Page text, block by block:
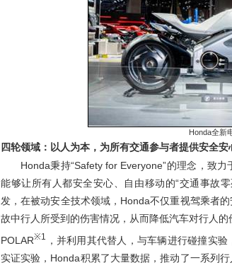
Honda全新
四轮领域：以人为本，为所有交通参与者提供安全安
Honda秉持“Safety for Everyone”的理念，致
能够让所有人都安全安心、自由移动的“交通事故
发，在被动安全技术领域，Honda不仅重视驾乘者
故中行人所受到的伤害情况，从而降低汽车对行人
POLAR※1
，并利用其代替人，与车辆进行碰撞实
实证实验，Honda积累了大量数据，推动了一系列